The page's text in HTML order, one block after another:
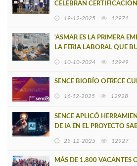
CELEBRAN
19-12-2025 12971
'ASMAR ES LA PRIMERA
LA FERIA LABORAL QUE
10-10-2024 12949
SENCE BIOBÍO OFRECE
16-12-2025 12928
SENCE APLICÓ
DE IA EN EL PROYECTO
25-12-2025 12927
MÁS DE 1.800 VACANTES